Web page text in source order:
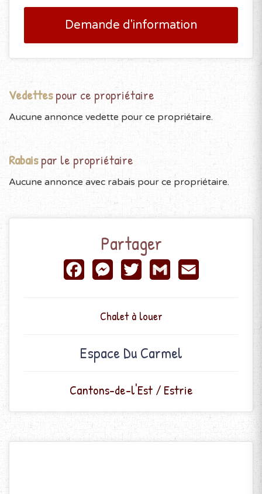
Demande d'information
Vedettespour ce propriétaire
Aucune annonce vedette pour ce propriétaire.
Rabaispar le propriétaire
Aucune annonce avec rabais pour ce propriétaire.
Partager
FacebookMessenger
TwitterGmail Email
Chalet à louer
Espace Du Carmel
Cantons-de-l'Est / Estrie